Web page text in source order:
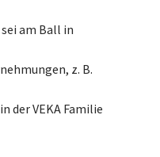
am Ball in
z. B.
der VEKA Familie